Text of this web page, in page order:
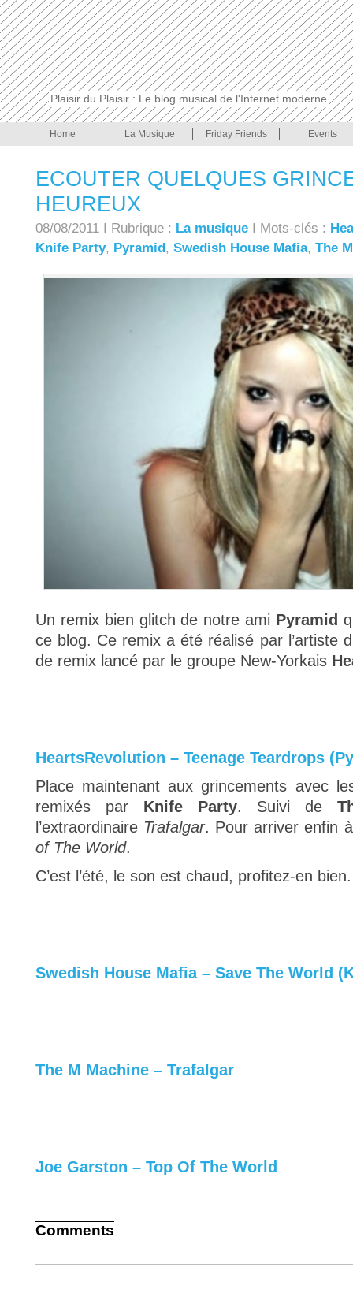
Plaisir du Plaisir : Le blog musical de l'Internet moderne
Home La Musique Friday Friends Events
ECOUTER QUELQUES
HEUREUX
08/08/2011 I Rubrique : La musique I Mots-clés :
Knife Party, Pyramid, Swedish House Mafia, The
Un remix bien glitch de notre ami Pyramid
ce blog. Ce remix a été réalisé par l’artiste
de remix lancé par le groupe New-Yorkais
HeartsRevolution – Teenage Teardrops
Place maintenant aux grincements avec
remixés par Knife Party. Suivi de
l’extraordinaire Trafalgar. Pour arriver enfin
of The World.
C’est l’été, le son est chaud, profitez-en bien.
Swedish House Mafia – Save The World
The M Machine – Trafalgar
Joe Garston – Top Of The World
Comments